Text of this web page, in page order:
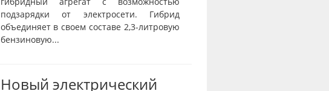
подзарядки от электросети. Гибрид
объединяет в своем составе 2,3-литровую
бензиновую...
Новый электрический